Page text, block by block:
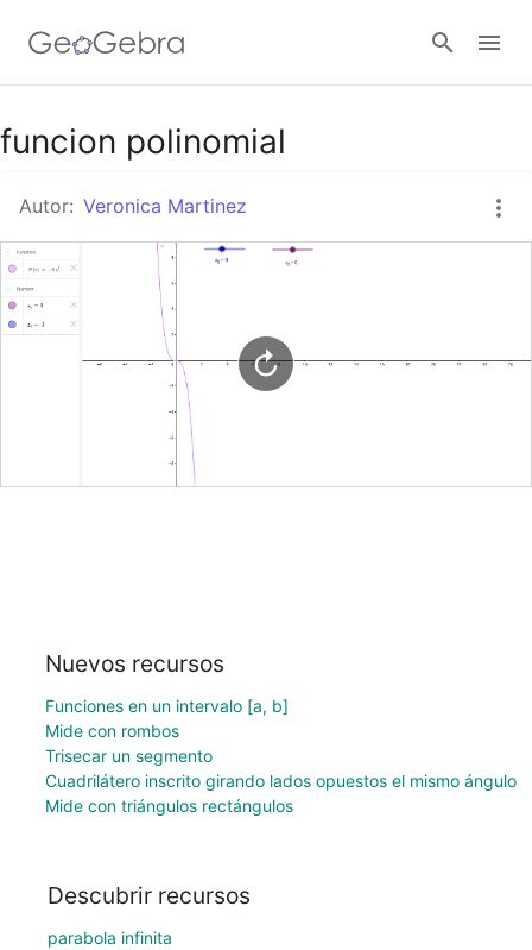
Google Classroom
GeoGebra Classroom
funcion polinomial
Autor: Veronica Martinez
Nuevos recursos
Funciones en un intervalo [a, b]
Mide con rombos
Trisecar un segmento
Cuadrilátero inscrito girando lados opuestos el mismo ángulo
Mide con triángulos rectángulos
Descubrir recursos
parabola infinita